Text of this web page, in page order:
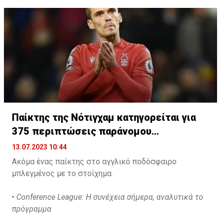
ήττες, συγκεντρώνοντας, συνολικά, 37 βαθμούς.
Παίκτης της Νότιγχαμ κατηγορείται για
375 περιπτώσεις παράνομου
στοιχηματισμού
13.07.2023 10:44
Ακόμα ένας παίκτης στο αγγλικό ποδόσφαιρο
μπλεγμένος με το στοίχημα.
• Conference League: Η συνέχεια σήμερα, αναλυτικά το
πρόγραμμα